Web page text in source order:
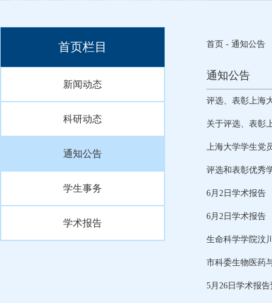
首页栏目
新闻动态
科研动态
通知公告
学生事务
学术报告
首页 - 通知公告
通知公告
评选、表彰上海
关于评选、表彰
上海大学学生党
评选和表彰优秀
6月2日学术报告
6月2日学术报告
生命科学学院汶
市科委生物医药
5月26日学术报